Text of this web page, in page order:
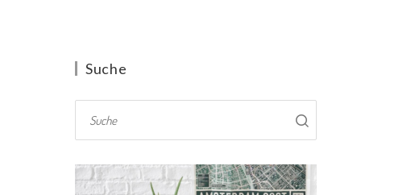
Suche